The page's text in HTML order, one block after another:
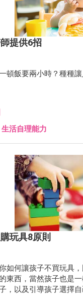
提供6招
頓飯要兩小時？種種
生活自理能力
玩具8原則
如何讓孩子不買玩具
東西，當然孩子也是
，以及引導孩子選擇自